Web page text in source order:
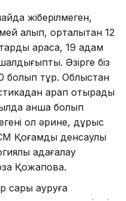
жіберілмеген,
қалып, орталықтан 12
қарасақ, 19 адам
Әзірге біз
болып тұр. Облыстан
қарап отырады
қанша болып
ол әрине, дұрыс
Қоғамдық денсаулық
қадағалау
Қожапова.
сары ауруға